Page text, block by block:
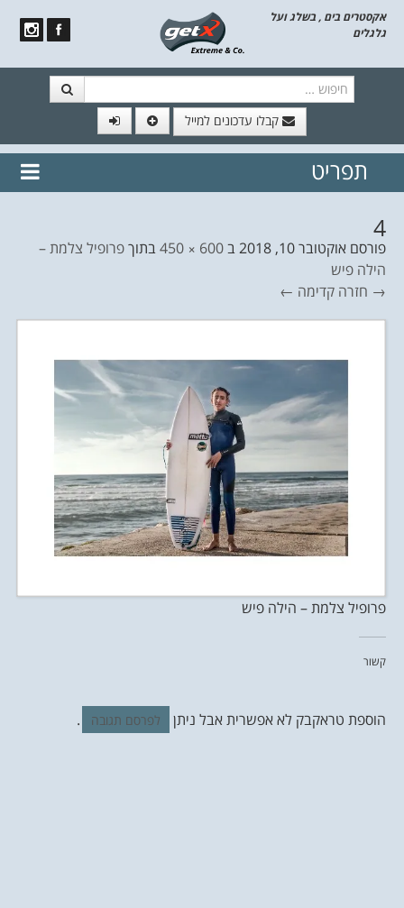
אקסטרים בים , בשלג ועל
גלגלים
קבלו עדכונים למייל
// הצטרף לרשימת תפוצה!
נשמח
תפריט
4
פורסם אוקטובר 10, 2018 ב600 × 450 בתוךפרופיל צלמת –
הילה פיש
→ חזרה קדימה ←
פרופיל צלמת – הילה פיש
קשור
הוספת טראקבק לא אפשרית אבל ניתן לפרסם תגובה .